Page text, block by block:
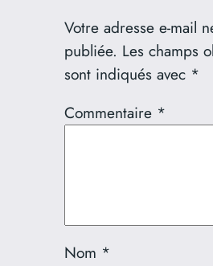
Votre adresse e-mail
publiée. Les champs
sont indiqués avec *
Commentaire *
Nom *